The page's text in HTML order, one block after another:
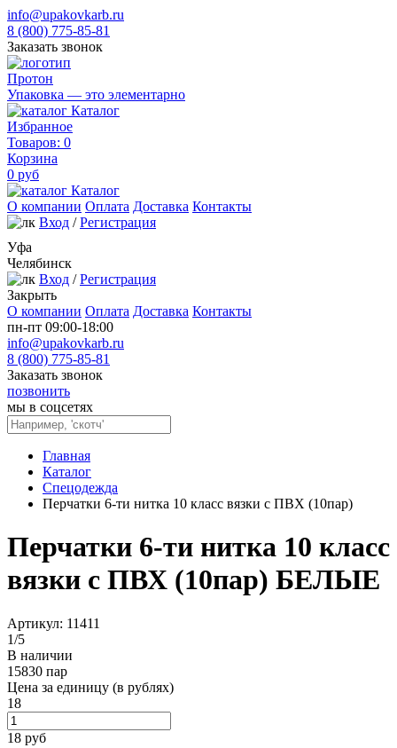
info@upakovkarb.ru
8 (800) 775-85-81
Заказать звонок
Протон
Упаковка — это элементарно
Каталог
Избранное
Товаров: 0
Корзина
0 руб
Каталог
О компании Оплата Доставка Контакты
Вход / Регистрация
Уфа
Челябинск
Вход / Регистрация
Закрыть
О компании Оплата Доставка Контакты
пн-пт 09:00-18:00
info@upakovkarb.ru
8 (800) 775-85-81
Заказать звонок
позвонить
мы в соцсетях
Главная
Каталог
Спецодежда
Перчатки 6-ти нитка 10 класс вязки с ПВХ (10пар)
Перчатки 6-ти нитка 10 класс
вязки с ПВХ (10пар) БЕЛЫЕ
Артикул: 11411
1/5
В наличии
15830 пар
Цена за единицу (в рублях)
18
18 руб